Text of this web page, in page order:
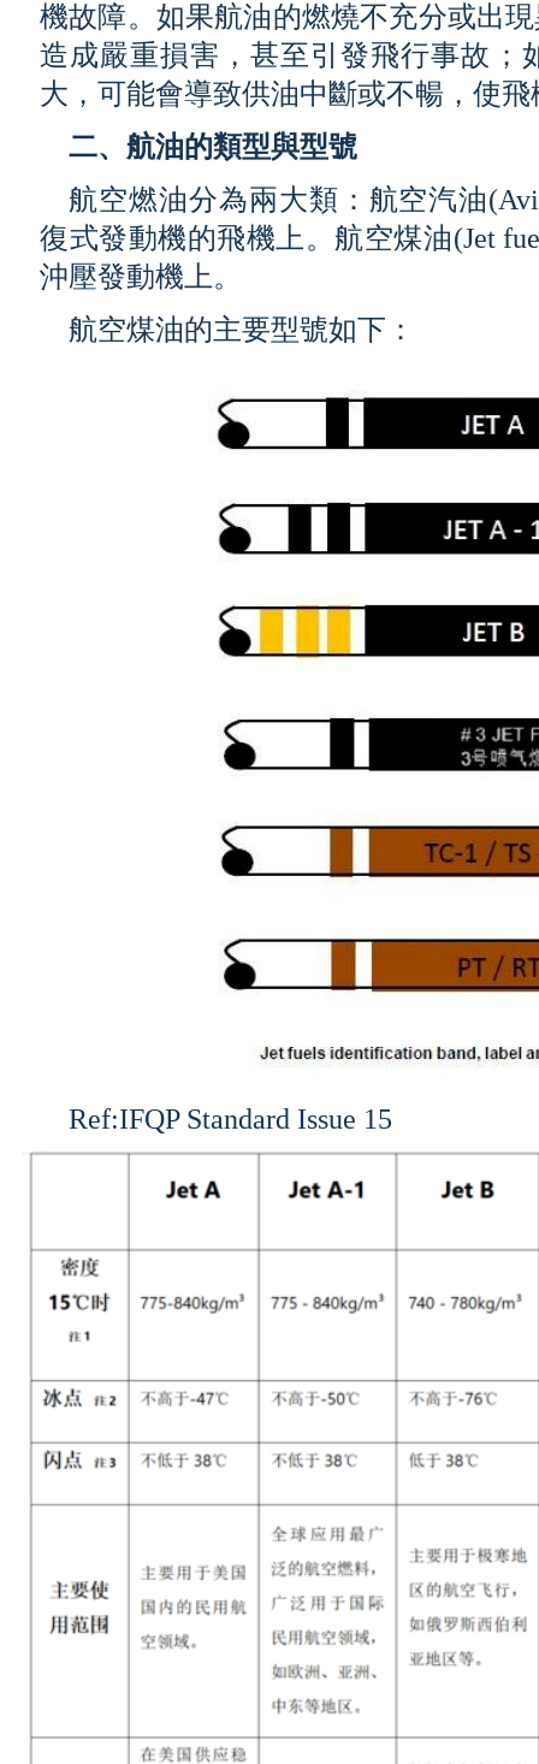
機故障。如果航油的燃燒不充分或出
造成嚴重損害，甚至引發飛行事故；
大，可能會導致供油中斷或不暢，使
二、航油的類型與型號
航空燃油分為兩大類：航空汽油
復式發動機的飛機上。航空煤油(Jet
沖壓發動機上。
航空煤油的主要型號如下：
Ref:IFQP Standard Issue 15